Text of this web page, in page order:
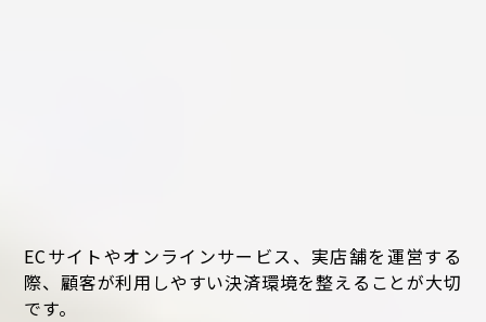
ECサイトやオンラインサービス、実店舗を運営する
際、顧客が利用しやすい決済環境を整えることが大切
です。